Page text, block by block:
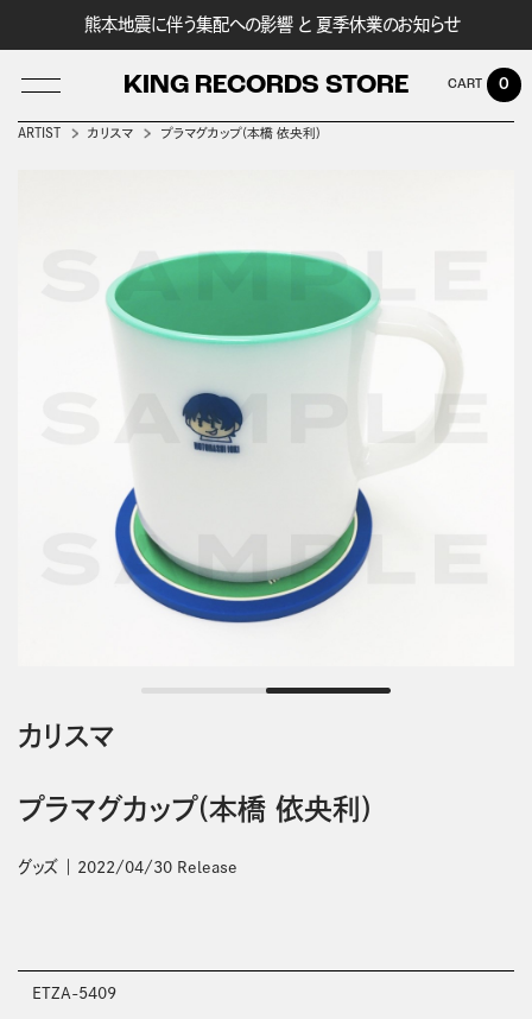
熊本地震に伴う集配への影響 と 夏季休業のお知らせ
KING RECORDS STORE 0
ARTIST カリスマ プラマグカップ(本橋 依央利)
カリスマ
プラマグカップ(本橋 依央利)
グッズ 2022/04/30 Release
ETZA-5409